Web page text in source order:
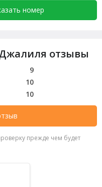
номер
отзывы
9
10
10
прежде чем будет